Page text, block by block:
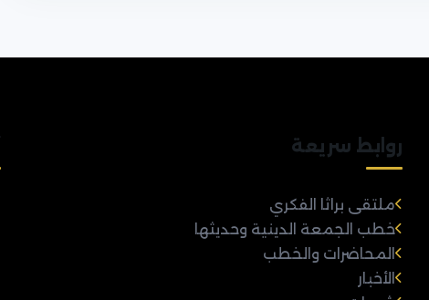
روابط سريعة
ملتقى براثا الفكري
خطب الجمعة الدينية وحديثها
المحاضرات والخطب
الأخبار